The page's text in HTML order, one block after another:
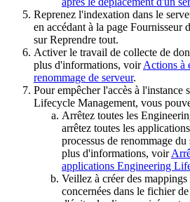
Reprenez l'indexation dans le
en accédant à la page Fournisseur
surReprendre tout.
Activer le travail de collecte de
plus d'informations, voirActions à
renommage de serveur.
Pour empêcher l'accès à l'instance
Lifecycle Management, vous
Arrêtez toutes les
arrêtez toutes les
processus de renommage
plus d'informations, voir
applications Engineering
Veillez à créer des
concernées dans le fichier